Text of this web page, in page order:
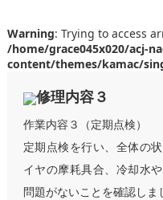
Warning: Trying to access
/home/grace045x020/acj-
content/themes/kamac/
修理内容３
作業内容３（定期点検）
定期点検を行い、全体の
イヤの摩耗具合、冷却水
問題がないことを確認しま